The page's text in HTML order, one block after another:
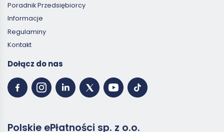
Poradnik Przedsiębiorcy
Informacje
Regulaminy
Kontakt
Dołącz do nas
Polskie ePłatności sp. z o.o.